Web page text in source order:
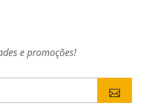
e promoções!